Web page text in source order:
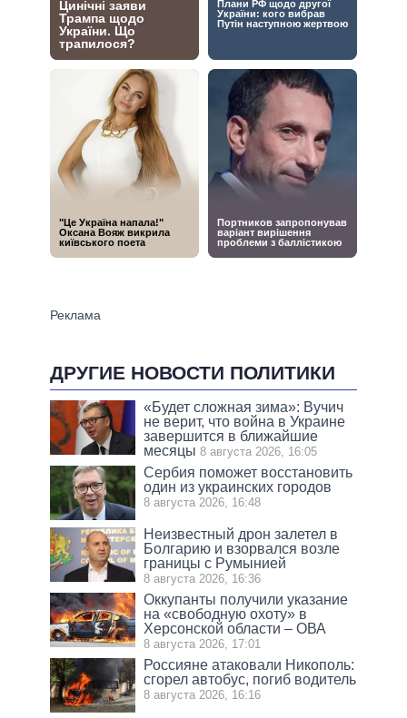
ДРУГИЕ НОВОСТИ ПОЛИТИКИ
«Будет сложная зима»: Вучич
не верит, что война в Украине
завершится в ближайшие
месяцы 8 августа 2026, 16:05
Сербия поможет восстановить
один из украинских городов
8 августа 2026, 16:48
Неизвестный дрон залетел в
Болгарию и взорвался возле
границы с Румынией
8 августа 2026, 16:36
Оккупанты получили указание
на «свободную охоту» в
Херсонской области – ОВА
8 августа 2026, 17:01
Россияне атаковали Никополь:
сгорел автобус, погиб водитель
8 августа 2026, 16:16